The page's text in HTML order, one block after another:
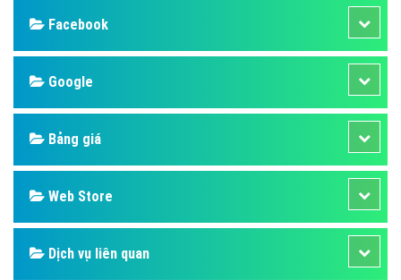
Facebook
Google
Bảng giá
Web Store
Dịch vụ liên quan